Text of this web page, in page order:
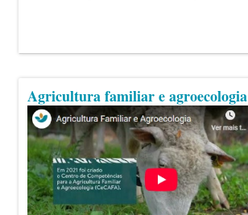
Agricultura familiar e agroecologia